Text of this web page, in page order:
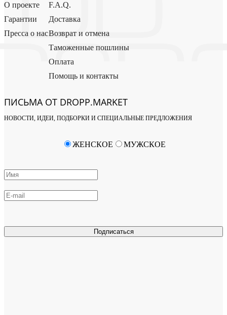
О проекте
Гарантии
Пресса о нас
F.A.Q.
Доставка
Возврат и отмена
Таможенные пошлины
Оплата
Помощь и контакты
ПИСЬМА ОТ DROPP.MARKET
НОВОСТИ, ИДЕИ, ПОДБОРКИ И СПЕЦИАЛЬНЫЕ ПРЕДЛОЖЕНИЯ
Подписаться
ЖЕНСКОЕ МУЖСКОЕ